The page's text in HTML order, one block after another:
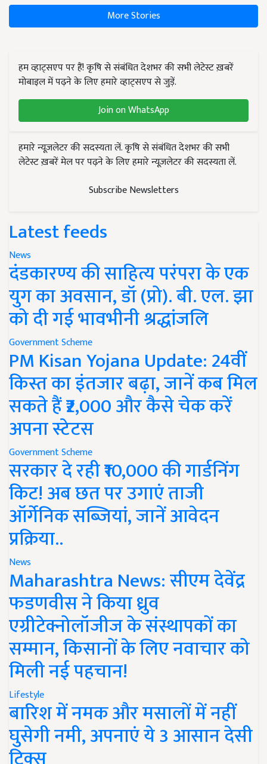
More Stories
हम व्हाट्सएप पर हैं! कृषि से संबंधित देशभर की सभी लेटेस्ट ख़बरें
मोबाइल में पढ़ने के लिए हमारे व्हाट्सएप से जुड़ें.
Join on WhatsApp
हमारे न्यूज़लेटर की सदस्यता लें. कृषि से संबंधित देशभर की सभी
लेटेस्ट ख़बरें मेल पर पढ़ने के लिए हमारे न्यूज़लेटर की सदस्यता लें.
Subscribe Newsletters
Latest feeds
News
दंडकारण्य की साहित्य परंपरा के एक
युग का अवसान, डॉ (प्रो). बी. एल. झा
को दी गई भावभीनी श्रद्धांजलि
Government Scheme
PM Kisan Yojana Update: 24वीं
किस्त का इंतजार बढ़ा, जानें कब मिल
सकते हैं ₹2,000 और कैसे चेक करें
अपना स्टेटस
Government Scheme
सरकार दे रही ₹10,000 की गार्डनिंग
किट! अब छत पर उगाएं ताजी
ऑर्गेनिक सब्जियां, जानें आवेदन
प्रक्रिया..
News
Maharashtra News: सीएम देवेंद्र
फडणवीस ने किया ध्रुव
एग्रीटेक्नोलॉजीज के संस्थापकों का
सम्मान, किसानों के लिए नवाचार को
मिली नई पहचान!
Lifestyle
बारिश में नमक और मसालों में नहीं
घुसेगी नमी, अपनाएं ये 3 आसान देसी